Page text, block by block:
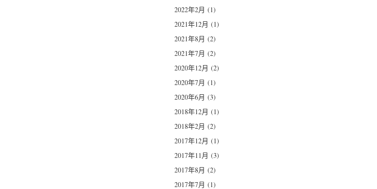
2022年2月 (1)
2021年12月 (1)
2021年8月 (2)
2021年7月 (2)
2020年12月 (2)
2020年7月 (1)
2020年6月 (3)
2018年12月 (1)
2018年2月 (2)
2017年12月 (1)
2017年11月 (3)
2017年8月 (2)
2017年7月 (1)